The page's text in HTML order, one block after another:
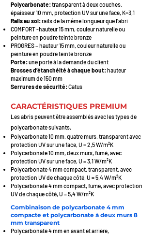
Polycarbonate:transparent à deux couches,
épaisseur 10 mm, protection UV sur une face, K=3,1
Rails au sol:rails de la même longueur que l’abri
COMFORT -hauteur 15 mm, couleur naturelle ou
peinture en poudre teinte bronze
PROGRES – hauteur 15 mm, couleur naturelle ou
peinture en poudre teinte bronze
Porte:une porte à la demande du client
Brosses d’étanchéité à chaque bout:hauteur
maximum de 150 mm
Serrures de sécurité:Catus
CARACTÉRISTIQUES PREMIUM
Les abris peuvent être assemblés avec les types de
polycarbonate suivants.
Polycarbonate 10 mm, quatre murs, transparent avec
protection UV sur une face, U = 2,5 W/m²K
Polycarbonate 10 mm, deux murs, fumé, avec
protection UV sur une face, U = 3,1 W/m²K
Polycarbonate 4 mm compact, transparent, avec
protection UV de chaque côté, U = 5,4 W/m²K
Polycarbonate 4 mm compact, fume, avec protection
UV de chaque côté, U = 5,4 W/m²K
Combinaison de polycarbonate 4 mm
compacte et polycarbonate à deux murs 8
mm transparent
Polycarbonate 4 mm en avant et arrière,